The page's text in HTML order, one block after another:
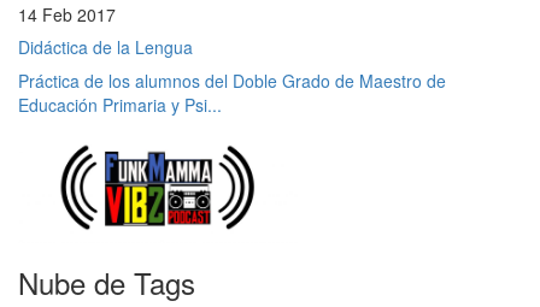
14 Feb 2017
Didáctica de la Lengua
Práctica de los alumnos del Doble Grado de Maestro de
Educación Primaria y Psi...
Nube de Tags